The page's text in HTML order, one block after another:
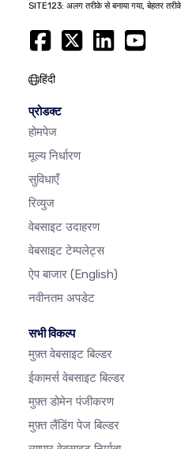
SITE123: अलग तरीके से बनाया गया, बेहतर तरीके
हिंदी
प्रोडक्ट
होमपेज
मूल्य निर्धारण
सुविधाएँ
रिव्युज
वेबसाइट उदाहरण
वेबसाइट टेम्पलेट्स
ऐप बाजार (English)
नवीनतम अपडेट
सभी विकल्प
मुफ़्त वेबसाइट बिल्डर
ईकामर्स वेबसाइट बिल्डर
मुफ़्त डोमेन पंजीकरण
मुफ़्त लैंडिंग पेज बिल्डर